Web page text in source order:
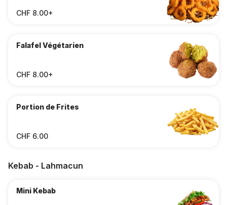
CHF 8.00+
Falafel Végétarien
CHF 8.00+
Portion de Frites
CHF 6.00
Kebab - Lahmacun
Mini Kebab